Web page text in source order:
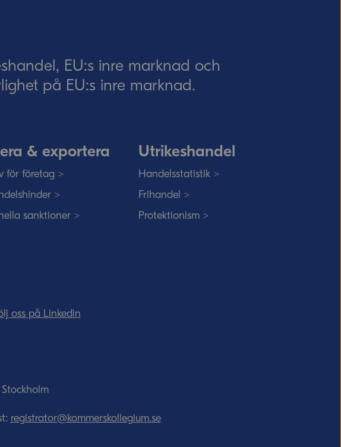
EU:s inre marknad och
på EU:s inre marknad.
& exportera
för företag >
>
sanktioner >
Utrikeshandel
Handelsstatistik >
Frihandel >
Protektionism >
oss på Linkedin
Stockholm
registrator@kommerskollegium.se